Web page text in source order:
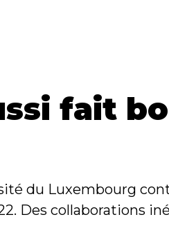
fait
du Luxembourg
Des collaborations